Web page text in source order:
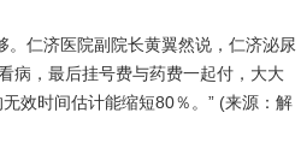
仁济医院副院长黄翼然说，仁济泌尿
病，最后挂号费与药费一起付，大大
效时间估计能缩短80％。” (来源：解